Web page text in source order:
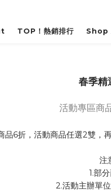
TOP！熱銷排行 Shop
春季精
活動專區商
品6折，活動商品任選2雙，
注
1.部
2.活動主辦單